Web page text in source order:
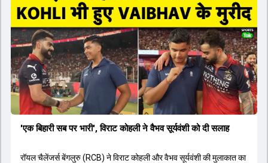
के आंकड़ों का भी विश्लेषण किया गया है।
'एक बिहारी सब पर भारी', विराट कोहली ने वैभव सूर्यवंशी को दी सलाह
रॉयल चैलेंजर्स बेंगलुरु (RCB) ने विराट कोहली और वैभव सूर्यवंशी की मुलाकात का